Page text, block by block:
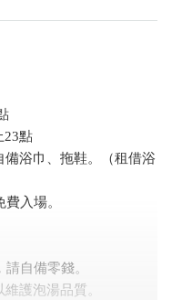
23點
浴巾、拖鞋。（租借浴
入場。
自備零錢。
護泡湯品質。